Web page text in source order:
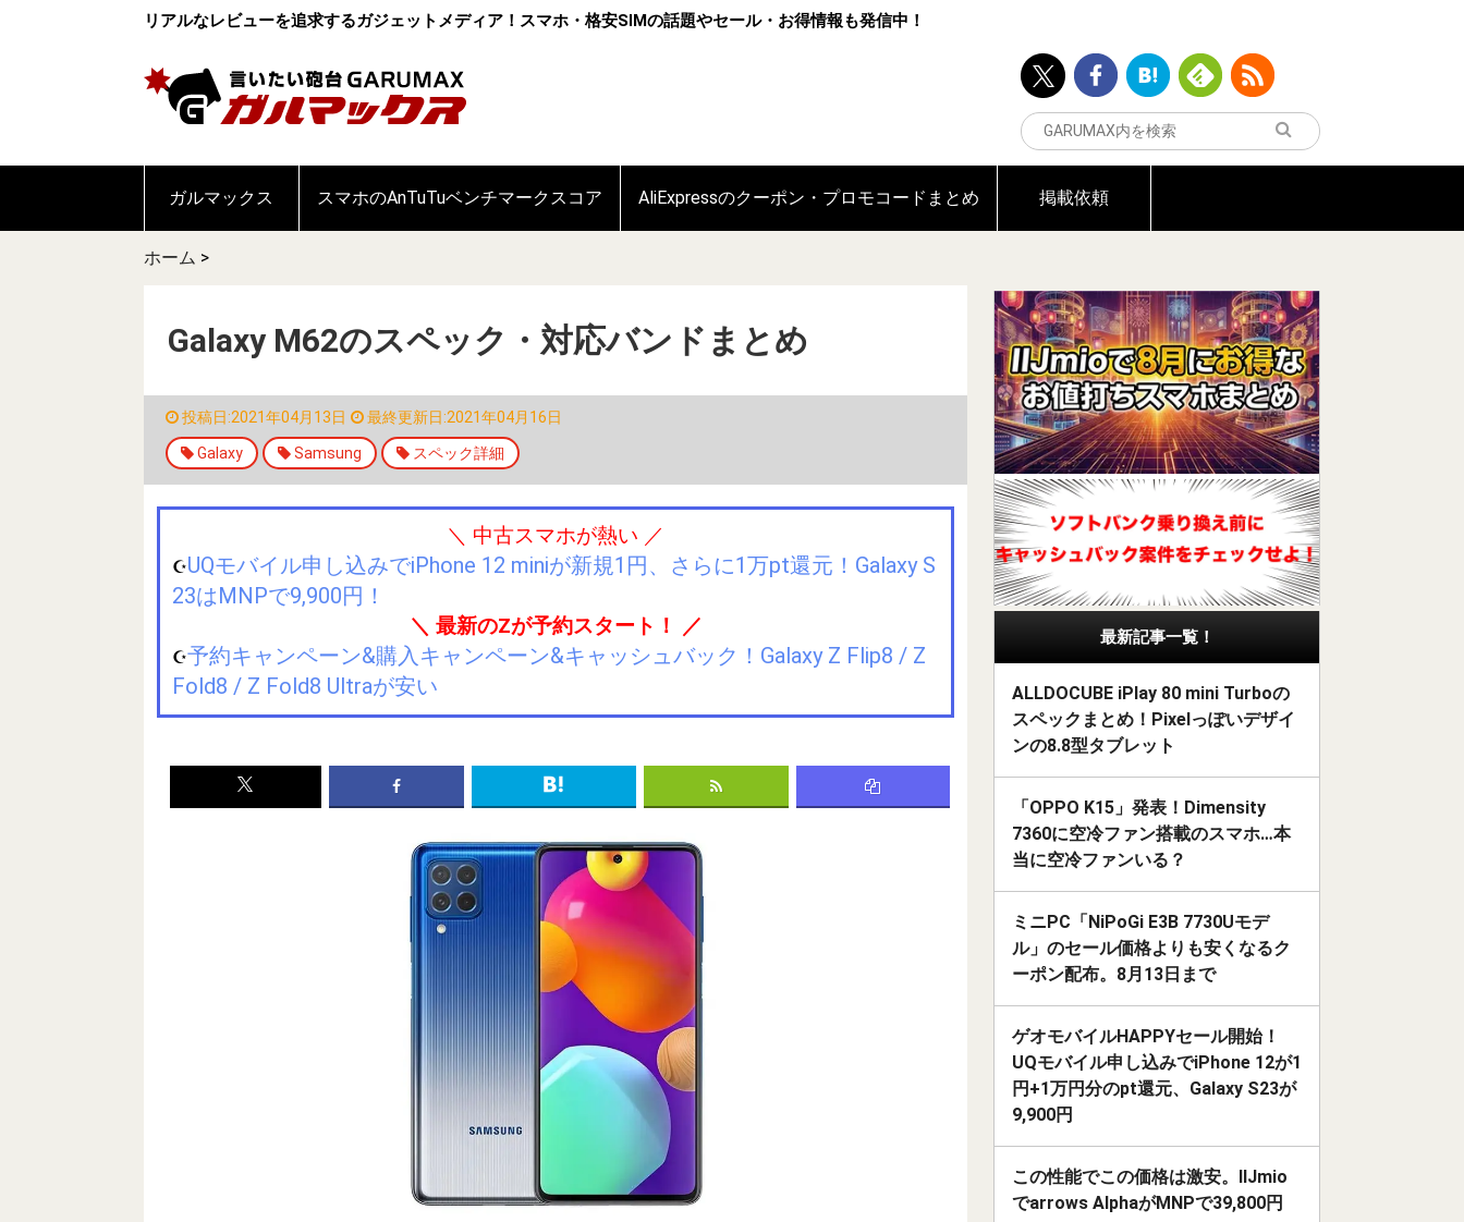
リアルなレビューを追求するガジェットメディア！スマホ・格安SIMの話題やセール・お得情報も発信中！
ガルマックス スマホのAnTuTuベンチマークスコア AliExpressのクーポン・プロモコードまとめ 掲載依頼
ホーム >
Galaxy M62のスペック・対応バンドまとめ
投稿日:2021年04月13日 最終更新日:2021年04月16日
Galaxy Samsung スペック詳細
＼ 中古スマホが熱い ／
☪️UQモバイル申し込みでiPhone 12 miniが新規1円、さらに1万pt還元！Galaxy S
23はMNPで9,900円！
＼ 最新のZが予約スタート！ ／
☪️予約キャンペーン&購入キャンペーン&キャッシュバック！Galaxy Z Flip8 / Z
Fold8 / Z Fold8 Ultraが安い
最新記事一覧！
ALLDOCUBE iPlay 80 mini Turboの
スペックまとめ！Pixelっぽいデザイ
ンの8.8型タブレット
「OPPO K15」発表！Dimensity
7360に空冷ファン搭載のスマホ…本
当に空冷ファンいる？
ミニPC「NiPoGi E3B 7730Uモデ
ル」のセール価格よりも安くなるク
ーポン配布。8月13日まで
ゲオモバイルHAPPYセール開始！
UQモバイル申し込みでiPhone 12が1
円+1万円分のpt還元、Galaxy S23が
9,900円
この性能でこの価格は激安。IIJmio
でarrows AlphaがMNPで39,800円